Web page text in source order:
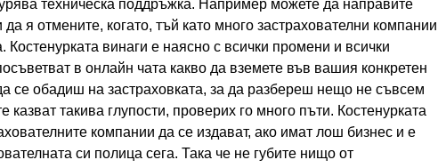
техническа поддръжка. Например можете да направите
я отмените, когато, тъй като много застрахователни компании
винаги е наясно с всички промени и всички
в онлайн чата какво да вземете във вашия конкретен
се обадиш на застраховката, за да разбереш нещо не съвсем
казват такива глупости, проверих го много пъти. Костенурката
компании да се издават, ако имат лош бизнес и е
си полица сега. Така че не губите нищо от